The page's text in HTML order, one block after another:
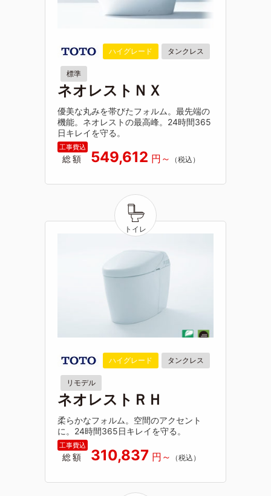
ハイグレード タンクレス
標準
ネオレストＮＸ
優美な丸みを帯びたフォルム。最先端の
機能。ネオレストの最高峰。24時間365
日キレイを守る。
総額 549,612
ハイグレード タンクレス
リモデル
ネオレストＲＨ
柔らかなフォルム。空間のアクセント
に。24時間365日キレイを守る。
総額 310,837